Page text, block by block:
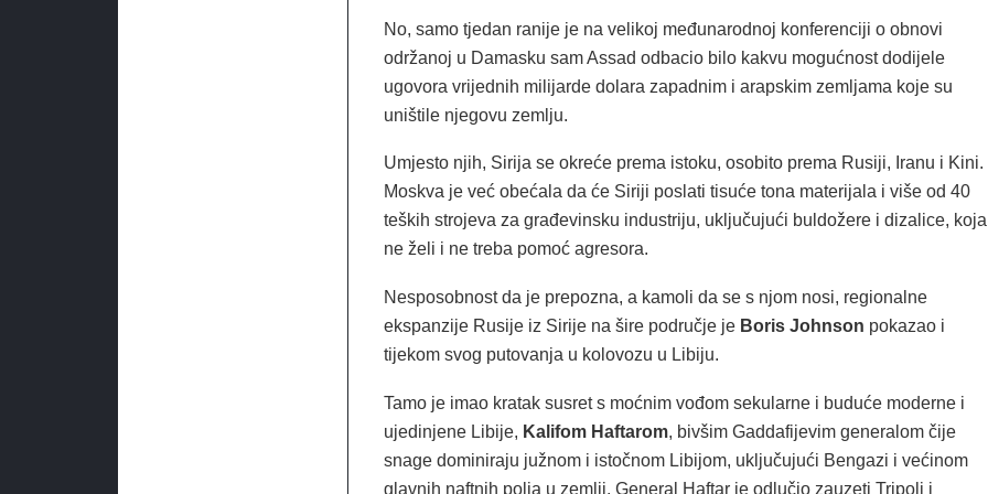
No, samo tjedan ranije je na velikoj međunarodnoj konferenciji o obnovi
održanoj u Damasku sam Assad odbacio bilo kakvu mogućnost dodijele
ugovora vrijednih milijarde dolara zapadnim i arapskim zemljama koje su
uništile njegovu zemlju.
Umjesto njih, Sirija se okreće prema istoku, osobito prema Rusiji, Iranu i Kini.
Moskva je već obećala da će Siriji poslati tisuće tona materijala i više od 40
teških strojeva za građevinsku industriju, uključujući buldožere i dizalice, koja
ne želi i ne treba pomoć agresora.
Nesposobnost da je prepozna, a kamoli da se s njom nosi, regionalne
ekspanzije Rusije iz Sirije na šire područje je Boris Johnson pokazao i
tijekom svog putovanja u kolovozu u Libiju.
Tamo je imao kratak susret s moćnim vođom sekularne i buduće moderne i
ujedinjene Libije, Kalifom Haftarom, bivšim Gaddafijevim generalom čije
snage dominiraju južnom i istočnom Libijom, uključujući Bengazi i većinom
glavnih naftnih polja u zemlji. General Haftar je odlučio zauzeti Tripoli i